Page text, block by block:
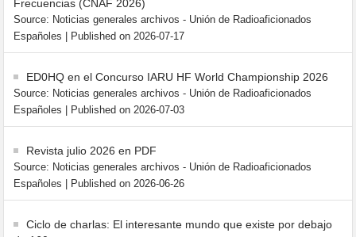
Frecuencias (CNAF 2026)
Source: Noticias generales archivos - Unión de Radioaficionados
Españoles
Published on 2026-07-17
ED0HQ en el Concurso IARU HF World Championship 2026
Source: Noticias generales archivos - Unión de Radioaficionados
Españoles
Published on 2026-07-03
Revista julio 2026 en PDF
Source: Noticias generales archivos - Unión de Radioaficionados
Españoles
Published on 2026-06-26
Ciclo de charlas: El interesante mundo que existe por debajo